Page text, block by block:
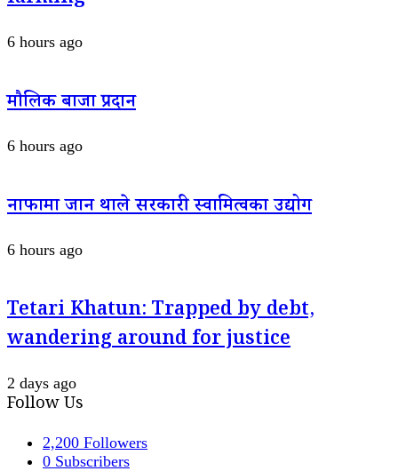
6 hours ago
मौलिक बाजा प्रदान
6 hours ago
नाफामा जान थाले सरकारी स्वामित्वका उद्योग
6 hours ago
Tetari Khatun: Trapped by debt,
wandering around for justice
2 days ago
Follow Us
2,200 Followers
0 Subscribers